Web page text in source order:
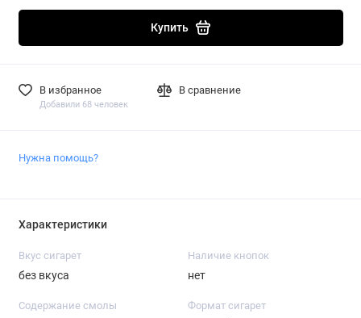
Купить
В избранное
Добавили 68 человек
В сравнение
Нужна помощь?
Характеристики
Вкус сигарет
без вкуса
Наличие кнопок
нет
Содержание смолы Формат сигарет